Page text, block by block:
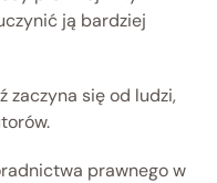
ją bardziej
zaczyna się od ludzi,
prawnego w